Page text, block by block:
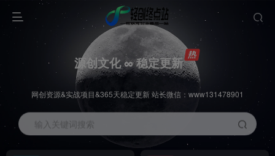
源创文化 ∞ 稳定更新
网创资源&实战项目&365天稳定更新 站长微信：www131478901
输入关键词搜索